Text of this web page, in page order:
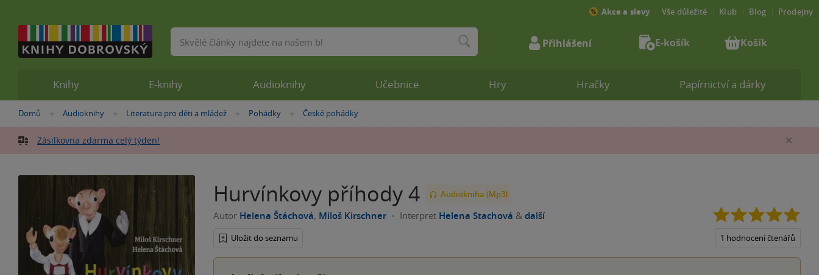
Nacházíte
zde:
Domů »Audioknihy »
Literatura pro děti a mládež »Pohádky »
České pohádky
Zásilkovna zdarma celý týden!
Hurvínkovy příhody 4 Audiokniha (Mp3)
Autor Helena Štáchová, Miloš Kirschner Interpret Helena Stachová & další
Uložit do seznamu 1 hodnocení čtenářů
Knihy E-knihy Audioknihy Učebnice Hry Hračky Papírnictví a dárky
Akce a slevy Vše důležité Klub Blog Prodejny
Vyhledávání Přihlášení E-košík Košík